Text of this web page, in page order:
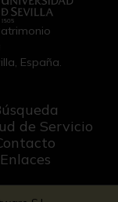
España.
de Servicio
Enlaces